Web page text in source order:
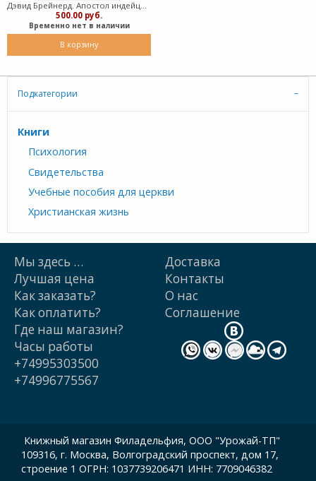
500.00 руб.
Временно нет в наличии
В корзину
Подкатегории
Книги
Психология
Свидетельства
Учебные пособия для церкви
Христианская жизнь
Мы здесь …
Лучшая цена
Как заказать?
Как оплатить?
Доставка
Контакты
О нас
Cоглашение
Где наш магазин?
Часы работы
+74995303500
+74996775567
Книжный магазин Филадельфия, ООО "Урожай-ТП"
109316, г. Москва, Волгоградский проспект, дом 17,
строение 1 ОГРН: 1037739206471 ИНН: 7709046382